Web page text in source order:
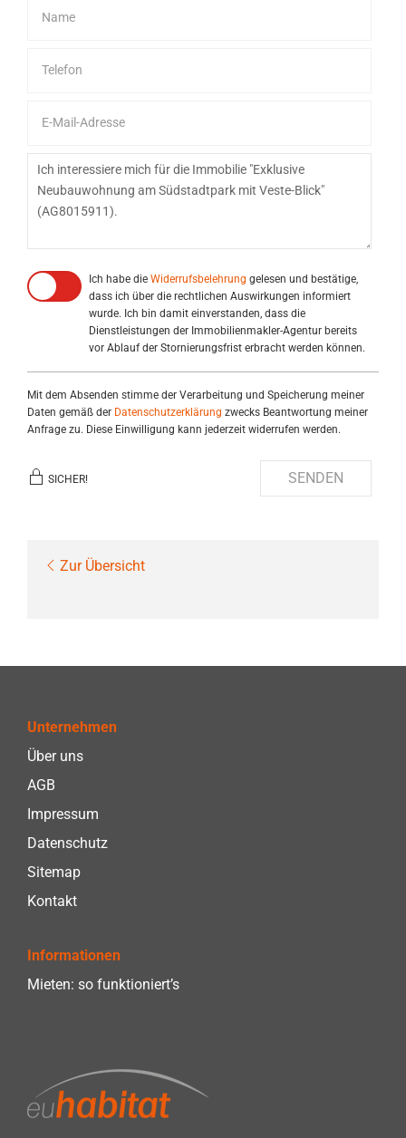
Ich habe die Widerrufsbelehrung gelesen und bestätige,
dass ich über die rechtlichen Auswirkungen informiert
wurde. Ich bin damit einverstanden, dass die
Dienstleistungen der Immobilienmakler-Agentur bereits
vor Ablauf der Stornierungsfrist erbracht werden können.
Mit dem Absenden stimme der Verarbeitung und Speicherung meiner
Daten gemäß der Datenschutzerklärung zwecks Beantwortung meiner
Anfrage zu. Diese Einwilligung kann jederzeit widerrufen werden.
SICHER! SENDEN
Zur Übersicht
Unternehmen
Über uns
AGB
Impressum
Datenschutz
Sitemap
Kontakt
Informationen
Mieten: so funktioniert’s